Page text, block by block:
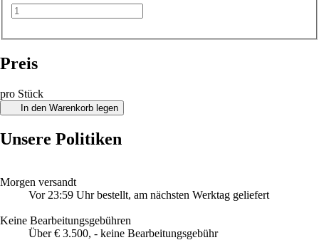
Preis
pro Stück
In den Warenkorb legen
Unsere Politiken
Morgen versandt
Vor 23:59 Uhr bestellt, am nächsten Werktag geliefert
Keine Bearbeitungsgebühren
Über € 3.500, - keine Bearbeitungsgebühr